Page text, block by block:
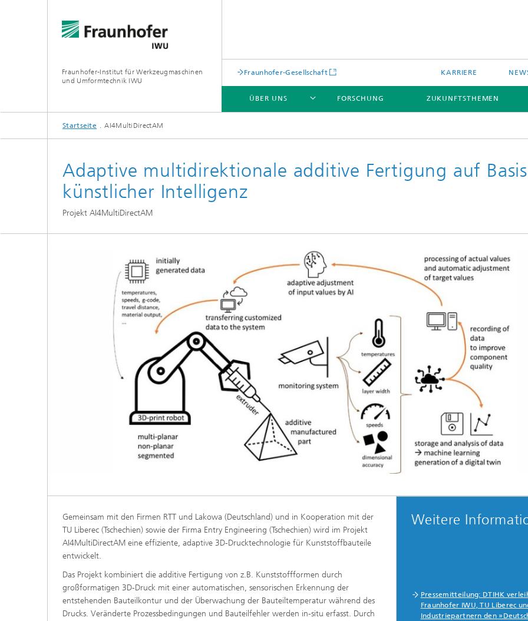
Fraunhofer-Institut für Werkzeugmaschinen
und Umformtechnik IWU
Fraunhofer-Gesellschaft KARRIERE
ÜBER UNS
ÜBER UNS
FORSCHUNG ZUKUNFTSTHEMEN
ZUKUNFTSTHEMEN
Startseite AI4MultiDirectAM
Adaptive multidirektionale additive Fertigung auf Basis
künstlicher Intelligenz
Projekt AI4MultiDirectAM
Gemeinsam mit den Firmen RTT und Lakowa (Deutschland) und in Kooperation mit der
TU Liberec (Tschechien) sowie der Firma Entry Engineering (Tschechien) wird im Projekt
AI4MultiDirectAM eine effiziente, adaptive 3D-Drucktechnologie für Kunststoffbauteile
entwickelt.
Das Projekt kombiniert die additive Fertigung von z.B. Kunststoffformen durch
großformatigen 3D-Druck mit einer automatischen, sensorischen Erkennung der
entstehenden Bauteilkontur und der Überwachung der Bauteiltemperatur während des
Drucks. Veränderte Prozessbedingungen und Bauteilfehler werden in-situ erfasst. Durch
Weitere
Pressemitteilung: DTIHK
Fraunhofer IWU, TU Liberec
Industriepartnern den